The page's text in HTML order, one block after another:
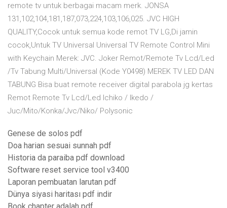
remote tv untuk berbagai macam merk. JONSA
131,102,104,181,187,073,224,103,106,025. JVC HIGH
QUALITY,Cocok untuk semua kode remot TV LG,Di jamin
cocok,Untuk TV Universal Universal TV Remote Control Mini
with Keychain Merek: JVC. Joker Remot/Remote Tv Lcd/Led
/Tv Tabung Multi/Universal (Kode Y0498) MEREK TV LED DAN
TABUNG Bisa buat remote receiver digital parabola jg kertas
Remot Remote Tv Lcd/Led Ichiko / Ikedo /
Juc/Mito/Konka/Jvc/Niko/ Polysonic
Genese de solos pdf
Doa harian sesuai sunnah pdf
Historia da paraiba pdf download
Software reset service tool v3400
Laporan pembuatan larutan pdf
Dünya siyasi haritası pdf indir